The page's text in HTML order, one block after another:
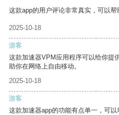
这款app的用户评论非常真实，可以帮
2025-10-18
游客
这款加速器VPM应用程序可以给你提
助你在网络上自由移动。
2025-10-18
游客
这款加速器app的功能有点单一，可